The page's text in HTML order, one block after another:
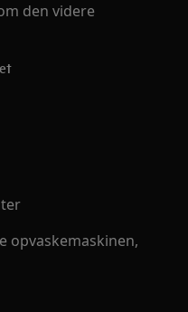
den videre
opvaskemaskinen,